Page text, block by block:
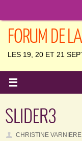
contenu
FORUM DE
LES 19, 20 ET 21
SLIDER3
CHRISTINE VARNIERE